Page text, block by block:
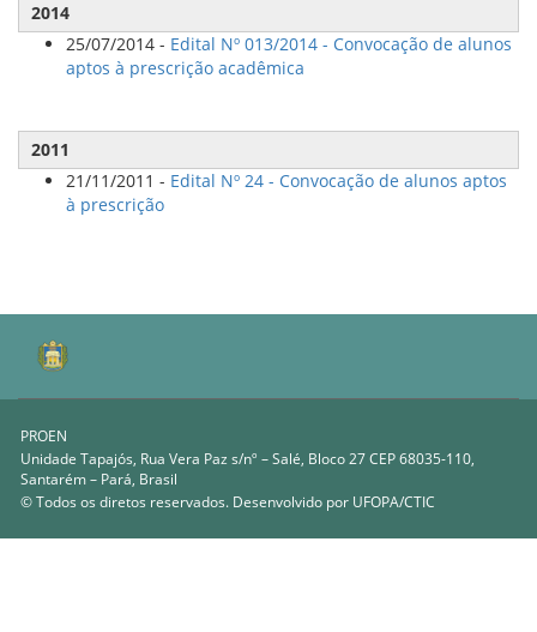
2014
25/07/2014 - Edital Nº 013/2014 - Convocação de alunos
aptos à prescrição acadêmica
2011
21/11/2011 - Edital Nº 24 - Convocação de alunos aptos
à prescrição
PROEN
Unidade Tapajós, Rua Vera Paz s/nº – Salé, Bloco 27 CEP 68035-110,
Santarém – Pará, Brasil
© Todos os diretos reservados. Desenvolvido por UFOPA/CTIC